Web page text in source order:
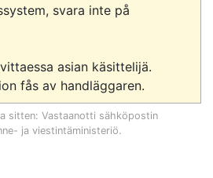
svara inte på
asian käsittelijä.
sitten: Vastaanotti sähköpostin
ja viestintäministeriö.